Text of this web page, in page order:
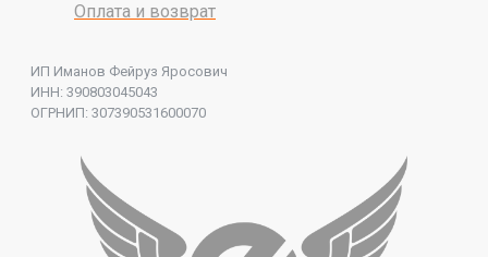
Оплата и возврат
ИП Иманов Фейруз Яросович
ИНН: 390803045043
ОГРНИП: 307390531600070